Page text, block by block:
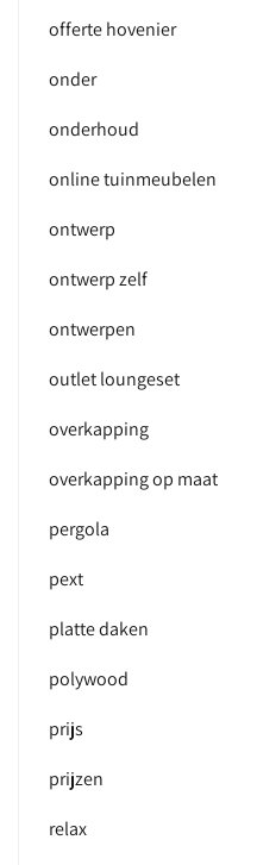
offerte hovenier
onder
onderhoud
online tuinmeubelen
ontwerp
ontwerp zelf
ontwerpen
outlet loungeset
overkapping
overkapping op maat
pergola
pext
platte daken
polywood
prijs
prijzen
relax